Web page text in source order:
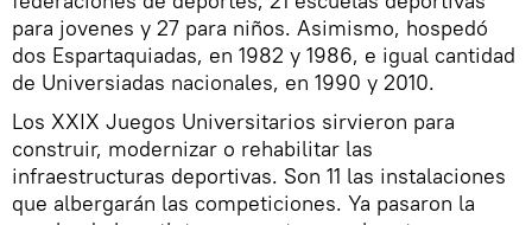
para jovenes y 27 para niños. Asimismo, hospedó
dos Espartaquiadas, en 1982 y 1986, e igual cantidad
de Universiadas nacionales, en 1990 y 2010.
Los XXIX Juegos Universitarios sirvieron para
construir, modernizar o rehabilitar las
infraestructuras deportivas. Son 11 las instalaciones
que albergarán las competiciones. Ya pasaron la